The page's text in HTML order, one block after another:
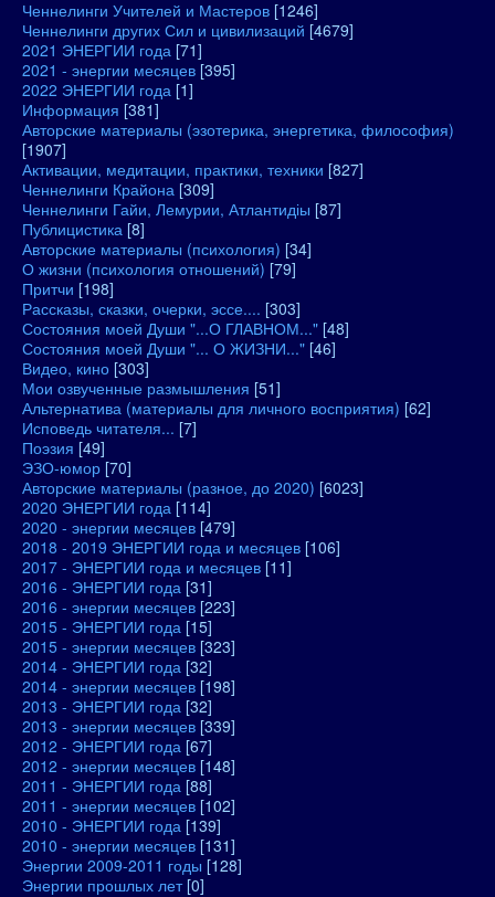
Ченнелинги Учителей и Мастеров [1246]
Ченнелинги других Сил и цивилизаций [4679]
2021 ЭНЕРГИИ года [71]
2021 - энергии месяцев [395]
2022 ЭНЕРГИИ года [1]
Информация [381]
Авторские материалы (эзотерика, энергетика, философия)
[1907]
Активации, медитации, практики, техники [827]
Ченнелинги Крайона [309]
Ченнелинги Гайи, Лемурии, Атлантидіы [87]
Публицистика [8]
Авторские материалы (психология) [34]
О жизни (психология отношений) [79]
Притчи [198]
Рассказы, сказки, очерки, эссе.... [303]
Состояния моей Души "...О ГЛАВНОМ..." [48]
Состояния моей Души "... О ЖИЗНИ..." [46]
Видео, кино [303]
Мои озвученные размышления [51]
Альтернатива (материалы для личного восприятия) [62]
Исповедь читателя... [7]
Поэзия [49]
ЭЗО-юмор [70]
Авторские материалы (разное, до 2020) [6023]
2020 ЭНЕРГИИ года [114]
2020 - энергии месяцев [479]
2018 - 2019 ЭНЕРГИИ года и месяцев [106]
2017 - ЭНЕРГИИ года и месяцев [11]
2016 - ЭНЕРГИИ года [31]
2016 - энергии месяцев [223]
2015 - ЭНЕРГИИ года [15]
2015 - энергии месяцев [323]
2014 - ЭНЕРГИИ года [32]
2014 - энергии месяцев [198]
2013 - ЭНЕРГИИ года [32]
2013 - энергии месяцев [339]
2012 - ЭНЕРГИИ года [67]
2012 - энергии месяцев [148]
2011 - ЭНЕРГИИ года [88]
2011 - энергии месяцев [102]
2010 - ЭНЕРГИИ года [139]
2010 - энергии месяцев [131]
Энергии 2009-2011 годы [128]
Энергии прошлых лет [0]